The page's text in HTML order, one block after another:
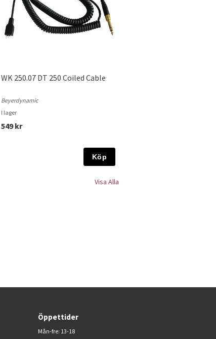
WK 250.07 DT 250 Coiled Cable
Beyerdynamic
I lager
549 kr
Köp
Visa Alla
Öppettider
Mån-fre: 13-18